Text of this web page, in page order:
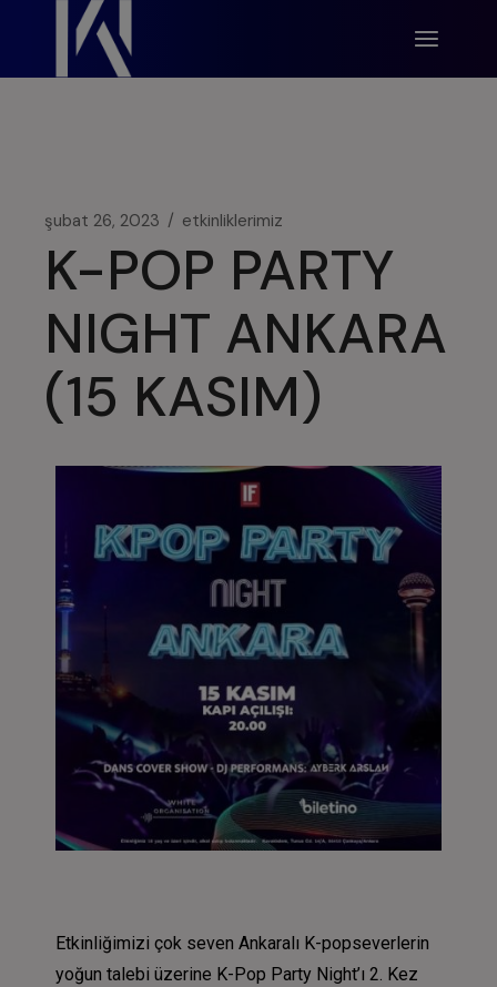
şubat 26, 2023 etkinliklerimiz
K-POP PARTY
NIGHT ANKARA
(15 KASIM)
Etkinliğimizi çok seven Ankaralı K-popseverlerin
yoğun talebi üzerine K-Pop Party Night’ı 2. Kez
modal-check